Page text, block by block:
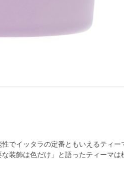
でイッタラの定番ともいえるティー
装飾は色だけ」と語ったティーマは